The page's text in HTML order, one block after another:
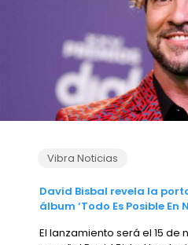
Vibra Noticias
David Bisbal revela la
álbum ‘Todo Es Posible En
El lanzamiento será el 15 de